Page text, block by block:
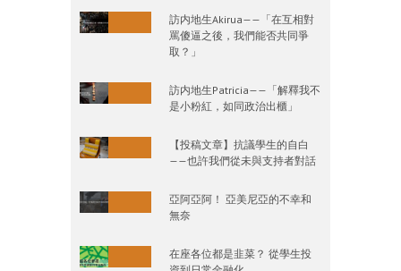
訪内地生Akirua——「在互相對
罵傻逼之後，我們能否共同爭
取？」
訪内地生Patricia——「解釋我不
是小粉紅，如同政治出櫃」
【投稿文章】抗議學生的自白
——也許我們從未與支持者對話
亞阿亞阿！ 亞美尼亞的不幸和
無奈
在座各位都是韭菜？ 從學生投